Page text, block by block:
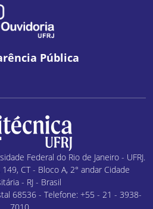
Pública
Federal do Rio de Janeiro - UFRJ.
CT - Bloco A, 2° andar Cidade
- RJ - Brasil
68536 - Telefone: +55 - 21 - 3938-